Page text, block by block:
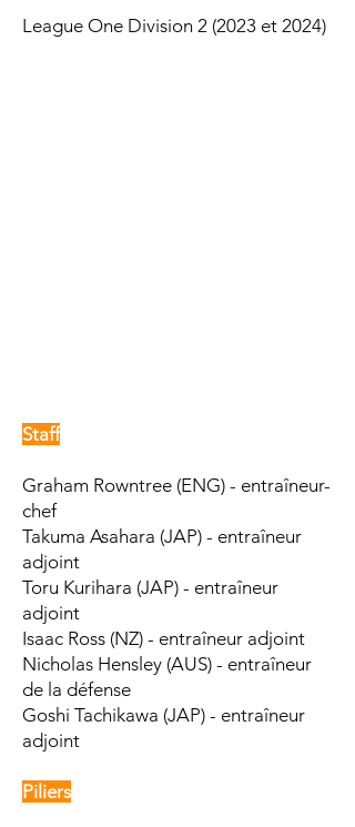
League One Division 2 (2023 et 2024)
Staff
Graham Rowntree (ENG) - entraîneur-
chef
Takuma Asahara (JAP) - entraîneur
adjoint
Toru Kurihara (JAP) - entraîneur
adjoint
Isaac Ross (NZ) - entraîneur adjoint
Nicholas Hensley (AUS) - entraîneur
de la défense
Goshi Tachikawa (JAP) - entraîneur
adjoint
Piliers